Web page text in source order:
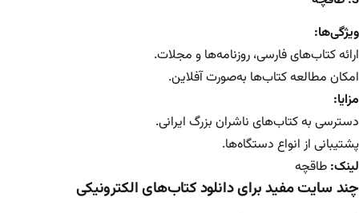
ویژگی‌ها:
ارائه کتاب‌های فارسی، روزنامه‌ها و مجلات.
امکان مطالعه کتاب‌ها به‌صورت آفلاین.
مزایا:
دسترسی به کتاب‌های ناشران بزرگ ایرانی.
پشتیبانی از انواع دستگاه‌ها.
لینک: طاقچه
چند سایت مفید برای دانلود کتاب‌های الکترونیکی